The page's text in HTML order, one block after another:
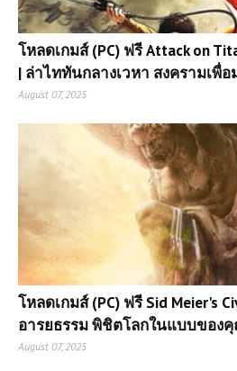
โหลดเกมส์ (PC) ฟรี Attack on
| ล่าไททันกลางเวหา สงครามเพื่
August 07, 2025
โหลดเกมส์ (PC) ฟรี Sid Meier's
อารยธรรม พิชิตโลกในแบบของ
August 07, 2025